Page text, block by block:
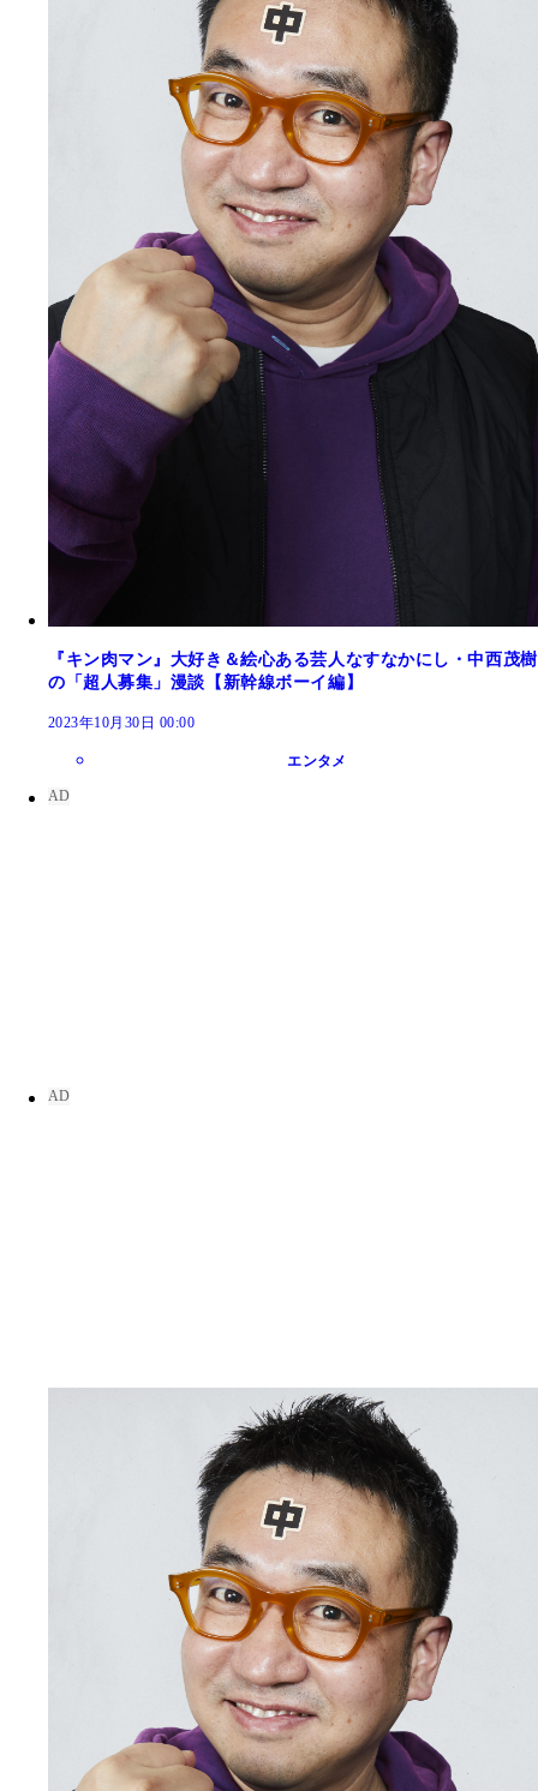
『キン肉マン』大好き＆絵心ある芸人なすなかにし・中西茂樹
の「超人募集」漫談【新幹線ボーイ編】
2023年10月30日 00:00
エンタメ